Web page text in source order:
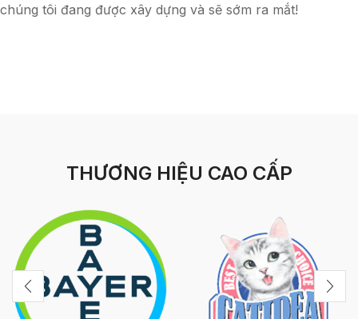
chúng tôi đang được xây dựng và sẽ sớm ra mắt!
THƯƠNG HIỆU CAO CẤP